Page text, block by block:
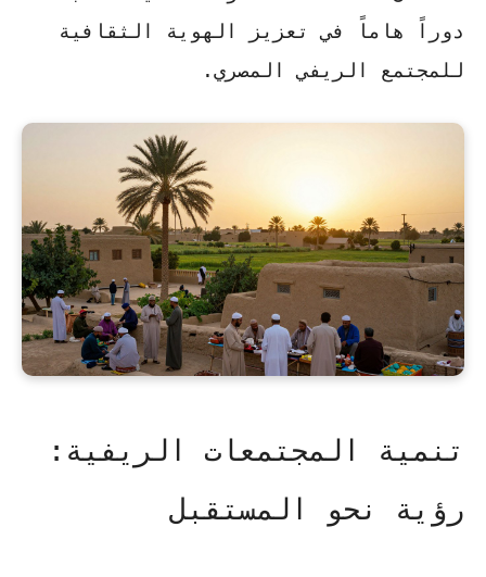
دوراً هاماً في تعزيز الهوية الثقافية
للمجتمع الريفي المصري.
تنمية المجتمعات الريفية:
رؤية نحو المستقبل